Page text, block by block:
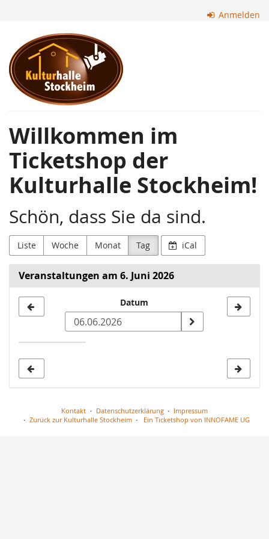
springen
Anmelden
Kulturhalle
Stockheim
Willkommen im
Ticketshop der
Kulturhalle Stockheim!
Schön, dass Sie da sind.
Liste Woche Monat Tag iCal
Veranstaltungen am 6. Juni 2026
zur
Anzeige
Datum
Kontakt Datenschutzerklärung
Impressum
Zurück zur Kulturhalle Stockheim
Ein Ticketshop von INNOFAME UG